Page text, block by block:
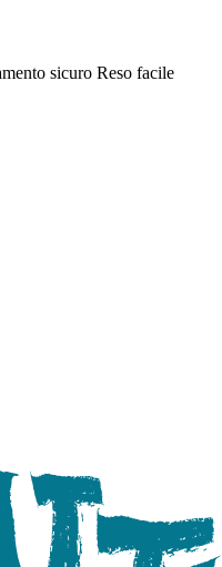
sicuro Reso facile